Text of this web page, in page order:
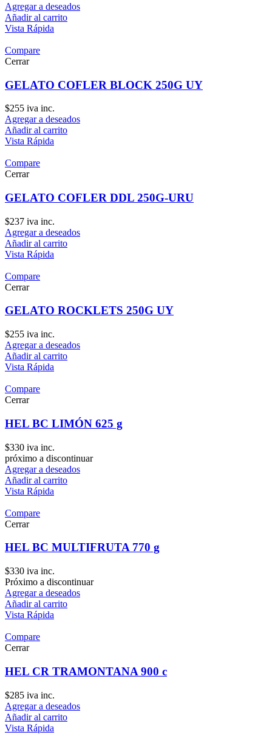
Agregar a deseados
Añadir al carrito
Vista Rápida
Compare
Cerrar
GELATO COFLER BLOCK 250G UY
$255 iva inc.
Agregar a deseados
Añadir al carrito
Vista Rápida
Compare
Cerrar
GELATO COFLER DDL 250G-URU
$237 iva inc.
Agregar a deseados
Añadir al carrito
Vista Rápida
Compare
Cerrar
GELATO ROCKLETS 250G UY
$255 iva inc.
Agregar a deseados
Añadir al carrito
Vista Rápida
Compare
Cerrar
HEL BC LIMÓN 625 g
$330 iva inc.
próximo a discontinuar
Agregar a deseados
Añadir al carrito
Vista Rápida
Compare
Cerrar
HEL BC MULTIFRUTA 770 g
$330 iva inc.
Próximo a discontinuar
Agregar a deseados
Añadir al carrito
Vista Rápida
Compare
Cerrar
HEL CR TRAMONTANA 900 c
$285 iva inc.
Agregar a deseados
Añadir al carrito
Vista Rápida